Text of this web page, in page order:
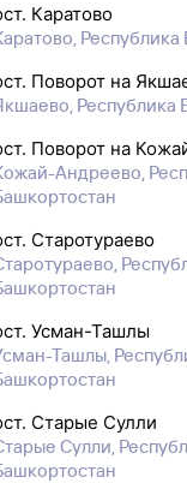
Каратово
Поворот на
Республика
Поворот на
Андреево,
Старотураево
Усман-Ташлы
Ташлы,
Старые Сулли
Сулли,